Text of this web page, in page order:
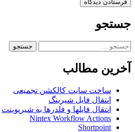
جستجو
جستجو
آخرین مطالب
ساخت سایت کالکشن تجمیعی
انتقال فایل شیرینگ
انتقال فایلها و فلدرها به شیرپوینت
Nintex Workflow Actions
Shortpoint